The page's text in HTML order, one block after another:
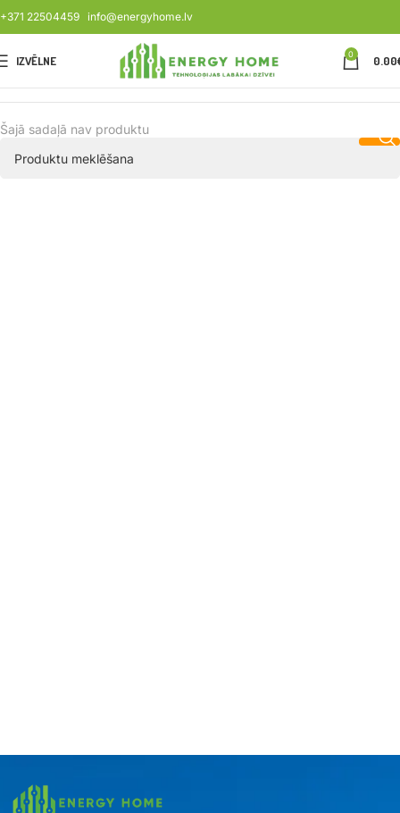
+371 22504459 info@energyhome.lv
IZVĒLNE 0 0.00
Šajā sadaļā nav produktu